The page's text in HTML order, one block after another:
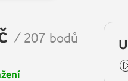
/ 207 bodů